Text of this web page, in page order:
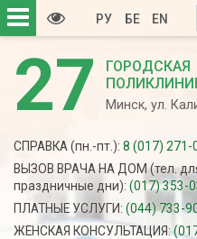
27
ГОРОДСКАЯ
Минск, ул.
РУ БЕ EN
СПРАВКА (пн.-пт.): 8 (017) 271-
ВЫЗОВ ВРАЧА НА ДОМ (тел.
праздничные дни): (017) 353-
ПЛАТНЫЕ УСЛУГИ: (044) 733-
ЖЕНСКАЯ КОНСУЛЬТАЦИЯ: